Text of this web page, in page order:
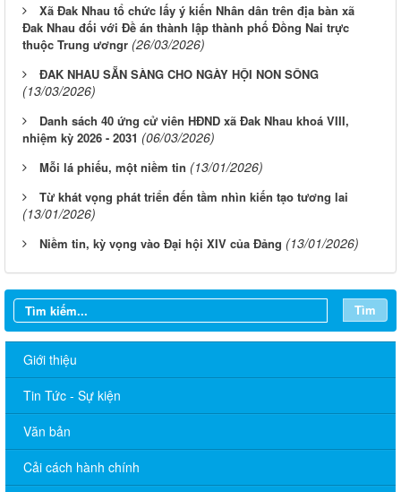
Xã Đak Nhau tổ chức lấy ý kiến Nhân dân trên địa bàn xã
Đak Nhau đối với Đề án thành lập thành phố Đồng Nai trực
thuộc Trung ươngr (26/03/2026)
ĐAK NHAU SẴN SÀNG CHO NGÀY HỘI NON SÔNG
(13/03/2026)
Danh sách 40 ứng cử viên HĐND xã Đak Nhau khoá VIII,
nhiệm kỳ 2026 - 2031 (06/03/2026)
Mỗi lá phiếu, một niềm tin (13/01/2026)
Từ khát vọng phát triển đến tầm nhìn kiến tạo tương lai
(13/01/2026)
Niềm tin, kỳ vọng vào Đại hội XIV của Đảng (13/01/2026)
Tìm
Giới thiệu
Tin Tức - Sự kiện
Văn bản
Cải cách hành chính